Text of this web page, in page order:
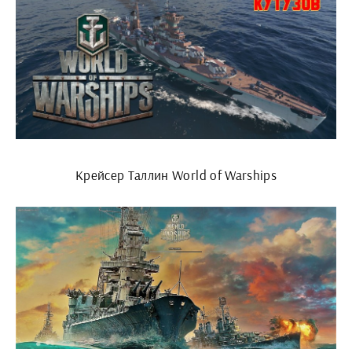
Крейсер Таллин World of Warships